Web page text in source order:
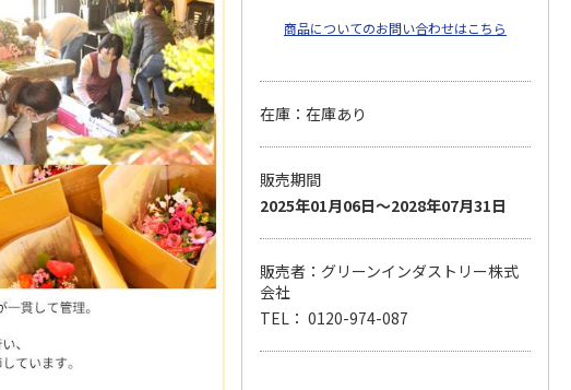
商品についてのお問い合わせはこちら
在庫：在庫あり
販売期間
2025年01月06日～2028年07月31日
販売者：グリーンインダストリー株式
会社
TEL： 0120-974-087